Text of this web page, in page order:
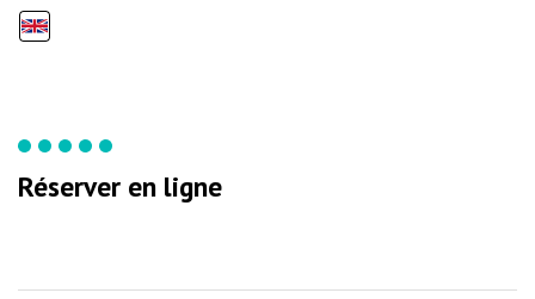
Réserver en ligne